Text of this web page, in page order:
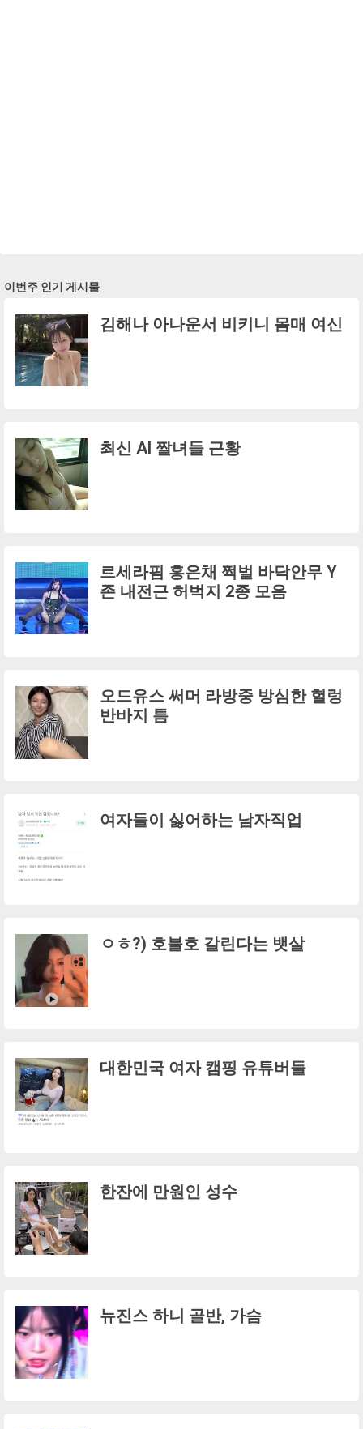
이번주 인기 게시물
김해나 아나운서 비키니 몸매 여신
최신 AI 짤녀들 근황
르세라핌 홍은채 쩍벌 바닥안무 Y
존 내전근 허벅지 2종 모음
오드유스 써머 라방중 방심한 헐렁
반바지 틈
여자들이 싫어하는 남자직업
ㅇㅎ?) 호불호 갈린다는 뱃살
대한민국 여자 캠핑 유튜버들
한잔에 만원인 성수
뉴진스 하니 골반, 가슴